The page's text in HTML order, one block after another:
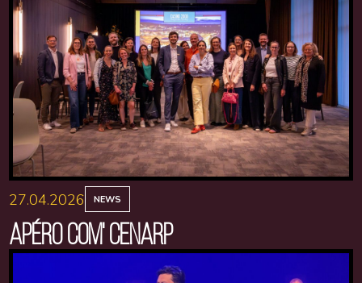
27.04.2026 NEWS
APÉRO COM' CENARP